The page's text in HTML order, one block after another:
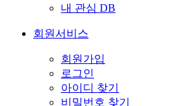
내 관심 DB
회원서비스
회원가입
로그인
아이디 찾기
비밀번호 찾기